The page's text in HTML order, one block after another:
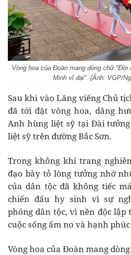
Vòng hoa của Đoàn mang dòng chữ
Minh vĩ đại". (Ảnh: VGP/
Sau khi vào Lăng viếng Chủ
đã tới đặt vòng hoa, dâng
Anh hùng liệt sỹ tại Đài
liệt sỹ trên đường Bắc Sơn.
Trong không khí trang
đạo bày tỏ lòng tưởng nhớ
của dân tộc đã không tiếc
chiến đấu hy sinh vì sự
phóng dân tộc, vì nền độc lập
cuộc sống ấm no và hạnh
Vòng hoa của Đoàn mang